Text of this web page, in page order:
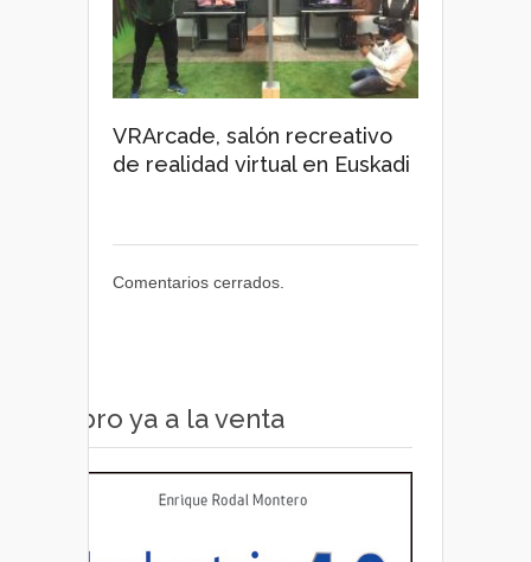
VRArcade, salón recreativo
de realidad virtual en Euskadi
Comentarios cerrados.
Libro ya a la venta